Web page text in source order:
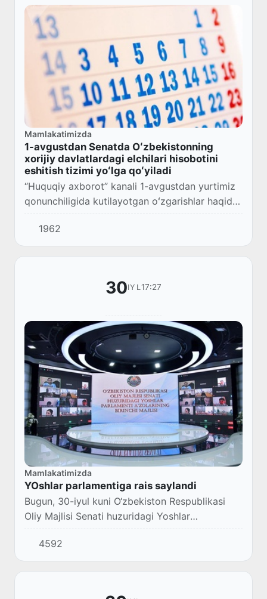
Mamlakatimizda
1-avgustdan Senatda Oʻzbekistonning
xorijiy davlatlardagi elchilari hisobotini
eshitish tizimi yoʻlga qoʻyiladi
“Huquqiy axborot” kanali 1-avgustdan yurtimiz
qonunchiligida kutilayotgan oʻzgarishlar haqida
maʼlumot berdi.
1962
30IYL17:27
Mamlakatimizda
YOshlar parlamentiga rais saylandi
Bugun, 30-iyul kuni O‘zbekiston Respublikasi
Oliy Majlisi Senati huzuridagi Yoshlar
parlamentining videokonfrentsaloqa tarzida
birinchi majlisi bo‘lib o‘tdi. Unda tashkiliy
masalal...
4592